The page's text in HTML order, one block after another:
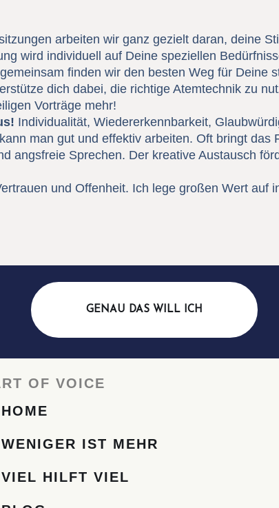
arbeiten wir ganz gezielt daran, deine
wird individuell auf Deine speziellen
finden wir den besten Weg für Deine
dich dabei, die richtige Atemtechnik zu
Vorträge mehr!
Individualität, Wiedererkennbarkeit,
man gut und effektiv arbeiten. Oft bringt das
angsfreie Sprechen. Der kreative Austausch
und Offenheit. Ich lege großen Wert auf
GENAU DAS WILL ICH
OF VOICE
HOME
WENIGER IST MEHR
VIEL HILFT VIEL